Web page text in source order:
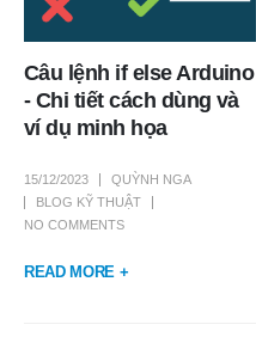
Câu lệnh if else Arduino
- Chi tiết cách dùng và
ví dụ minh họa
15/12/2023
QUỲNH NGA
BLOG KỸ THUẬT
NO COMMENTS
READ MORE +